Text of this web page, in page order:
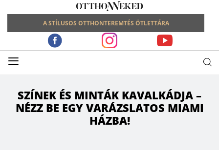
A STÍLUSOS OTTHONTEREMTÉS ÖTLETTÁRA
≡
SZÍNEK ÉS MINTÁK KAVALKÁDJA –
NÉZZ BE EGY VARÁZSLATOS MIAMI
HÁZBA!